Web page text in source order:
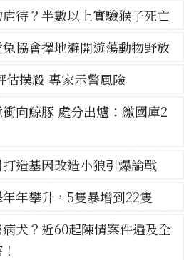
待？半數以上實驗猴子死亡
協會擇地避開遊蕩動物野放
估撲殺 專家示警風險
向鯨豚 處分出爐：繳國庫2
打造基因改造小狼引爆論戰
年攀升，5隻暴增到22隻
犬？近60起陳情案件遍及全